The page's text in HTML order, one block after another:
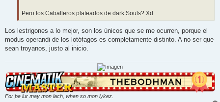
Pero los Caballeros plateados de dark Souls? Xd
Los lestrigones a lo mejor, son los únicos que se me ocurren, porque el
modus operandi de los lotófagos es completamente distinto. A no ser que
sean troyanos, justo al inicio.
For þe lur may mon lach, when so mon lykez.